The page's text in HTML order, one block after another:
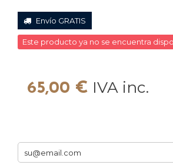
Envío GRATIS
Este producto ya no se encuentra
65,00 € IVA inc.